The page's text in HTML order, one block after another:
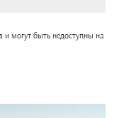
могут быть недоступны на